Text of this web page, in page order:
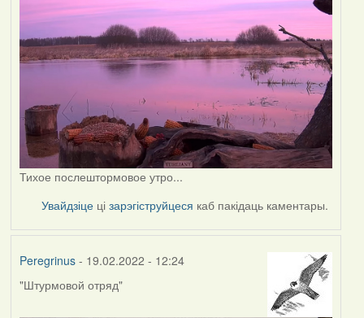
Тихое послештормовое утро...
Увайдзіце цізарэгіструйцеся каб пакідаць каментары.
Peregrinus- 19.02.2022 - 12:24
"Штурмовой отряд"